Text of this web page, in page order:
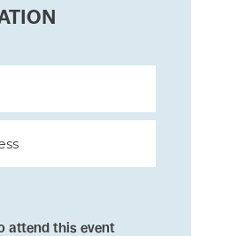
attend this event